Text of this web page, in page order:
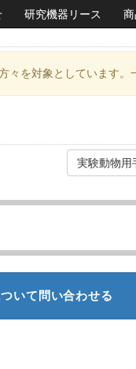
研究機器リース
を対象としています。
実験動物用
いて問い合わせる